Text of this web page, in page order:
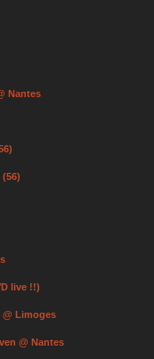
Nantes
(56)
live !!)
@ Limoges
@ Nantes